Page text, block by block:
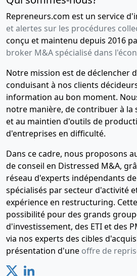
Repreneurs.com est un service
et alertes sur les procédures
conçu et maintenu depuis 2016
broker M&A spécialisé dans
Notre mission est de déclencher
conduisant à nos clients
information au bon moment.
notre manière, de contribuer à la
et au maintien d'outils de
d'entreprises en difficulté.
Dans ce cadre, nous proposons
de conseil en Distressed M&A,
réseau d'experts indépendants
spécialisés par secteur d'activité
expérience en restructuring.
possibilité pour des grands
d'investissement, des ETI et des
via nos experts des cibles
présentation d'une offre de